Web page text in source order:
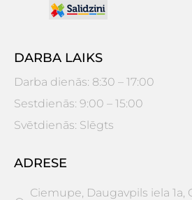
DARBA LAIKS
Darba dienās: 8:30 – 17:00
Sestdienās: 9:00 – 15:00
Svētdienās: Slēgts
ADRESE
Ciemupe, Daugavpils iela 1a,